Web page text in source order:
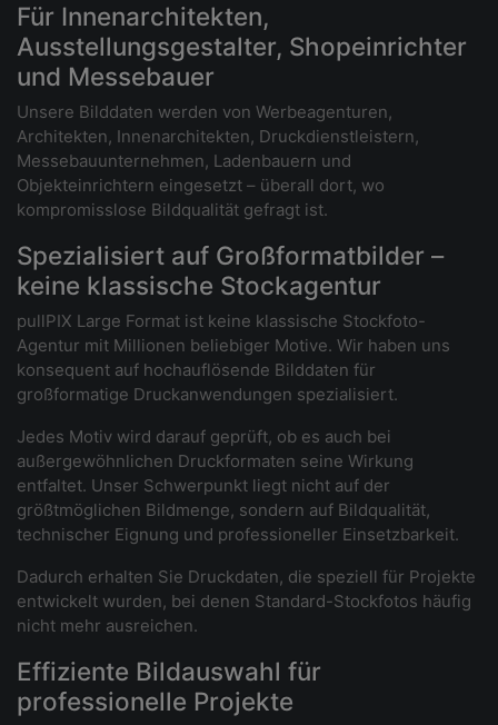
Für Innenarchitekten,
Ausstellungsgestalter, Shopeinrichter
und Messebauer
Unsere Bilddaten werden von Werbeagenturen,
Architekten, Innenarchitekten, Druckdienstleistern,
Messebauunternehmen, Ladenbauern und
Objekteinrichtern eingesetzt – überall dort, wo
kompromisslose Bildqualität gefragt ist.
Spezialisiert auf Großformatbilder –
keine klassische Stockagentur
pullPIX Large Format ist keine klassische Stockfoto-
Agentur mit Millionen beliebiger Motive. Wir haben uns
konsequent auf hochauflösende Bilddaten für
großformatige Druckanwendungen spezialisiert.
Jedes Motiv wird darauf geprüft, ob es auch bei
außergewöhnlichen Druckformaten seine Wirkung
entfaltet. Unser Schwerpunkt liegt nicht auf der
größtmöglichen Bildmenge, sondern auf Bildqualität,
technischer Eignung und professioneller Einsetzbarkeit.
Dadurch erhalten Sie Druckdaten, die speziell für Projekte
entwickelt wurden, bei denen Standard-Stockfotos häufig
nicht mehr ausreichen.
Effiziente Bildauswahl für
professionelle Projekte